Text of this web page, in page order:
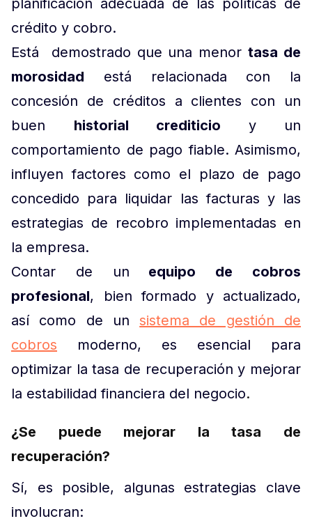
planificación adecuada de las políticas de
crédito y cobro.
Está demostrado que una menortasa de
morosidad está relacionada con la
concesión de créditos a clientes con un
buen historial crediticio y un
comportamiento de pago fiable. Asimismo,
influyen factores como el plazo de pago
concedido para liquidar las facturas y las
estrategias de recobro implementadas en
la empresa.
Contar de un equipo de cobros
profesional, bien formado y actualizado,
así como de unsistema de gestión de
cobros moderno, es esencial para
optimizar la tasa de recuperación y mejorar
la estabilidad financiera del negocio.
¿Se puede mejorar la tasa de
recuperación?
Sí, es posible, algunas estrategias clave
involucran: